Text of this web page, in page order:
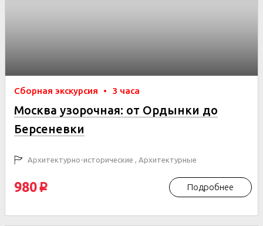
Сборная экскурсия • 3 часа
Москва узорочная: от Ордынки до
Берсеневки
Архитектурно-исторические , Архитектурные
980 p Подробнее